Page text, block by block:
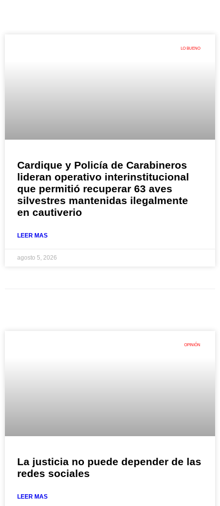
LO BUENO
Cardique y Policía de Carabineros
lideran operativo interinstitucional
que permitió recuperar 63 aves
silvestres mantenidas ilegalmente
en cautiverio
LEER MAS
agosto 5, 2026
OPINIÓN
La justicia no puede depender de las
redes sociales
LEER MAS